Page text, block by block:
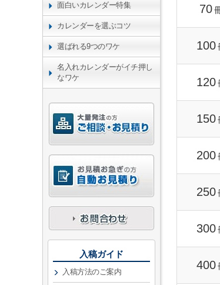
70
100
120
150
200
250
300
400
面白いカレンダー特集
カレンダーを選ぶコツ
選ばれる9つのワケ
名入れカレンダーがイチ押し
なワケ
入稿ガイド
入稿方法のご案内